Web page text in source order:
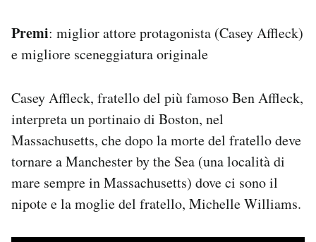
Premi: miglior attore protagonista (Casey Affleck)
e migliore sceneggiatura originale
Casey Affleck, fratello del più famoso Ben Affleck,
interpreta un portinaio di Boston, nel
Massachusetts, che dopo la morte del fratello deve
tornare a Manchester by the Sea (una località di
mare sempre in Massachusetts) dove ci sono il
nipote e la moglie del fratello, Michelle Williams.